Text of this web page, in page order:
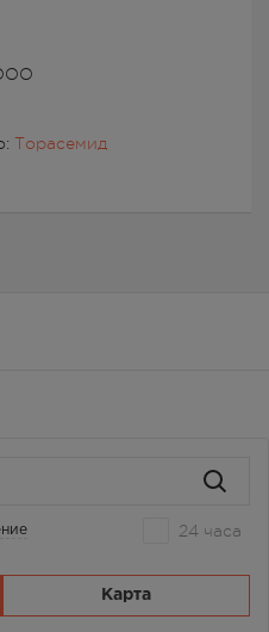
Торасемид
24 часа
Карта